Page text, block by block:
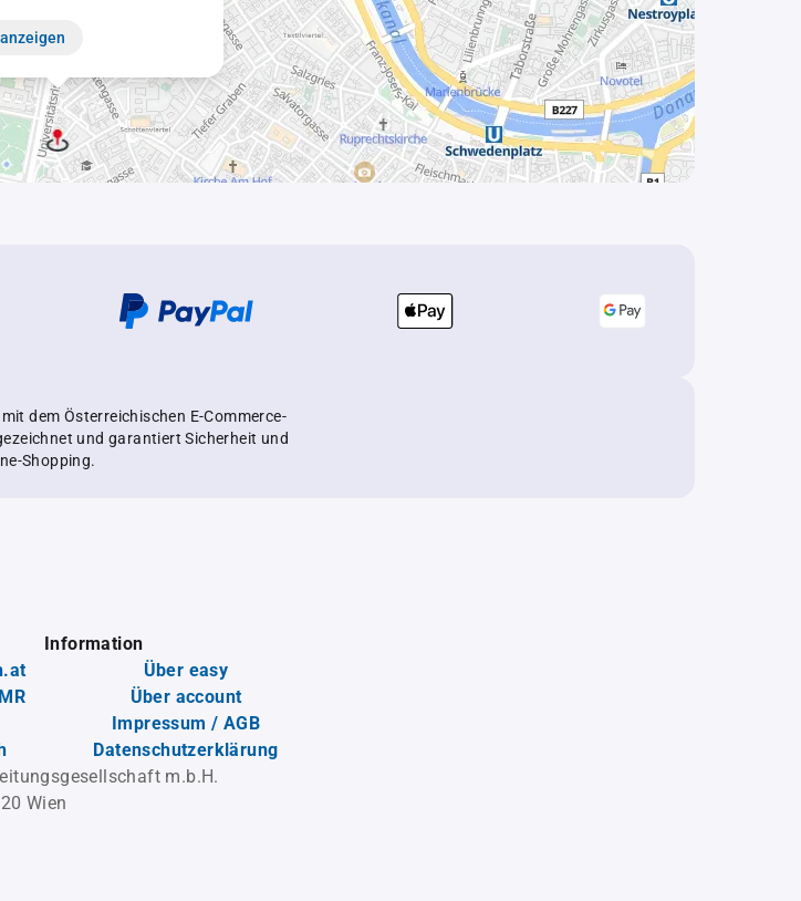
dem Österreichischen E-Commerce-
und garantiert Sicherheit und
Shopping.
Information
Über easy
Über account
Impressum / AGB
Datenschutzerklärung
m.b.H.
Wien